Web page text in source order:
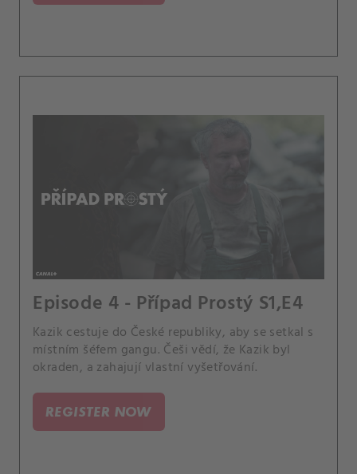
Episode 4 - Případ Prostý S1,E4
Kazik cestuje do České republiky, aby se setkal s
místním šéfem gangu. Češi vědí, že Kazik byl
okraden, a zahajují vlastní vyšetřování.
REGISTER NOW